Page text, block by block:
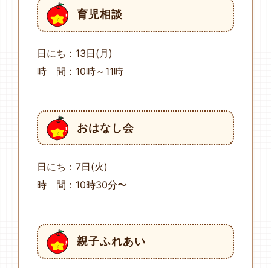
育児相談
日にち：13日(月)
時 間：10時～11時
おはなし会
日にち：7日(火)
時 間：10時30分〜
親子ふれあい